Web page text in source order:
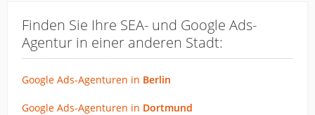
Finden Sie Ihre SEA- und Google Ads-
Agentur in einer anderen Stadt:
Google Ads-Agenturen in Berlin
Google Ads-Agenturen in Dortmund